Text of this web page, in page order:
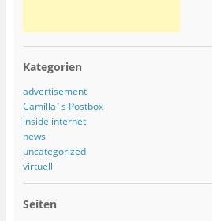
Kategorien
advertisement
Camilla´s Postbox
inside internet
news
uncategorized
virtuell
Seiten